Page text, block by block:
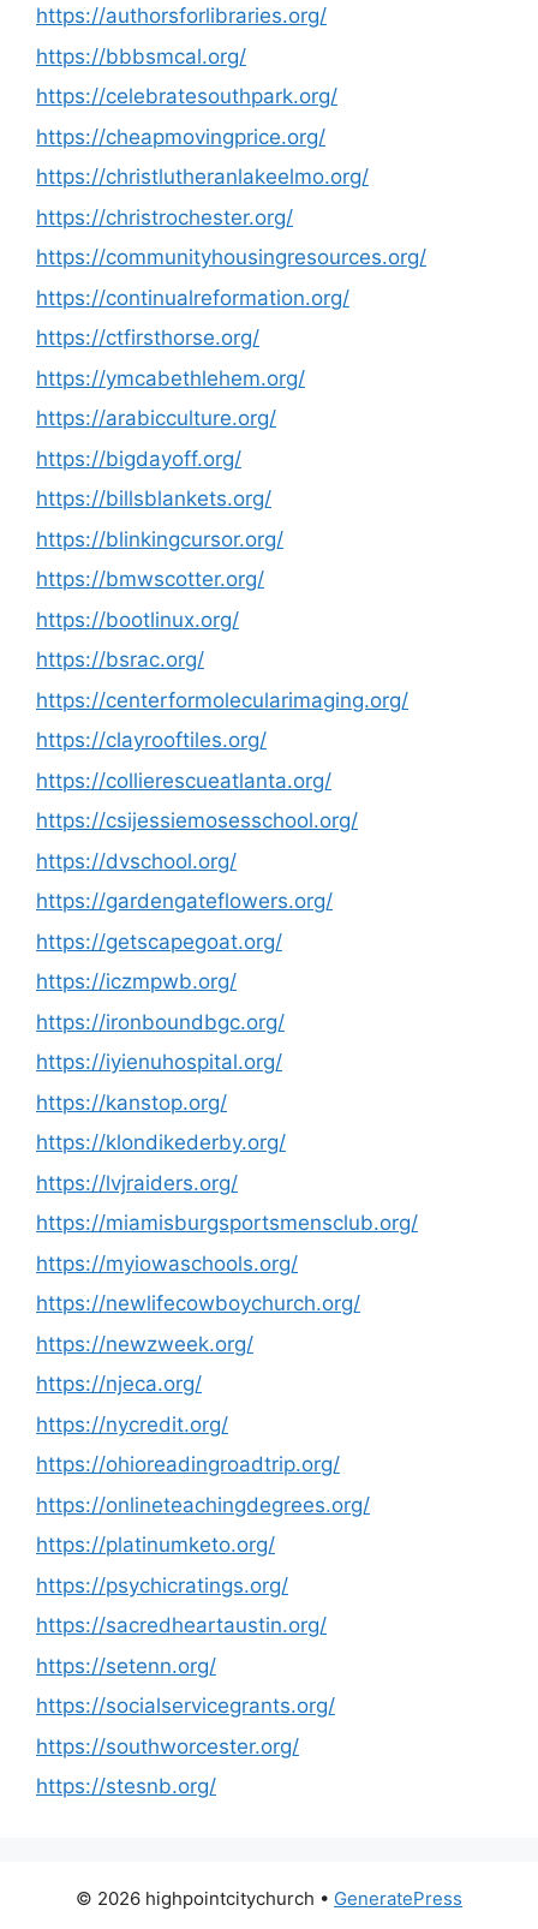
https://authorsforlibraries.org/
https://bbbsmcal.org/
https://celebratesouthpark.org/
https://cheapmovingprice.org/
https://christlutheranlakeelmo.org/
https://christrochester.org/
https://communityhousingresources.org/
https://continualreformation.org/
https://ctfirsthorse.org/
https://ymcabethlehem.org/
https://arabicculture.org/
https://bigdayoff.org/
https://billsblankets.org/
https://blinkingcursor.org/
https://bmwscotter.org/
https://bootlinux.org/
https://bsrac.org/
https://centerformolecularimaging.org/
https://clayrooftiles.org/
https://collierescueatlanta.org/
https://csijessiemosesschool.org/
https://dvschool.org/
https://gardengateflowers.org/
https://getscapegoat.org/
https://iczmpwb.org/
https://ironboundbgc.org/
https://iyienuhospital.org/
https://kanstop.org/
https://klondikederby.org/
https://lvjraiders.org/
https://miamisburgsportsmensclub.org/
https://myiowaschools.org/
https://newlifecowboychurch.org/
https://newzweek.org/
https://njeca.org/
https://nycredit.org/
https://ohioreadingroadtrip.org/
https://onlineteachingdegrees.org/
https://platinumketo.org/
https://psychicratings.org/
https://sacredheartaustin.org/
https://setenn.org/
https://socialservicegrants.org/
https://southworcester.org/
https://stesnb.org/
© 2026 highpointcitychurch • GeneratePress